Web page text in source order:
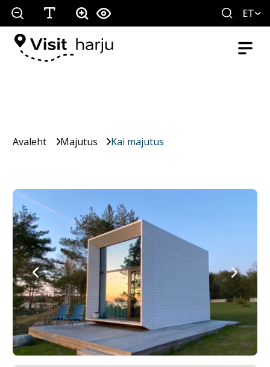
ET
Avaleht Majutus Kai majutus